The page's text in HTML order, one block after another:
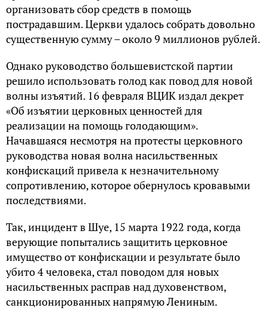
организовать сбор средств в помощь
пострадавшим. Церкви удалось собрать довольно
существенную сумму – около 9 миллионов рублей.
Однако руководство большевистской партии
решило использовать голод как повод для новой
волны изъятий. 16 февраля ВЦИК издал декрет
«Об изъятии церковных ценностей для
реализации на помощь голодающим».
Начавшаяся несмотря на протесты церковного
руководства новая волна насильственных
конфискаций привела к незначительному
сопротивлению, которое обернулось кровавыми
последствиями.
Так, инцидент в Шуе, 15 марта 1922 года, когда
верующие попытались защитить церковное
имущество от конфискации и результате было
убито 4 человека, стал поводом для новых
насильственных расправ над духовенством,
санкционированных напрямую Лениным.